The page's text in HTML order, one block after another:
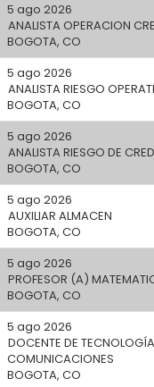
5 ago 2026
ANALISTA OPERACION
BOGOTA, CO
5 ago 2026
ANALISTA RIESGO
BOGOTA, CO
5 ago 2026
ANALISTA RIESGO DE
BOGOTA, CO
5 ago 2026
AUXILIAR ALMACEN
BOGOTA, CO
5 ago 2026
PROFESOR (A)
BOGOTA, CO
5 ago 2026
DOCENTE DE
COMUNICACIONES
BOGOTA, CO